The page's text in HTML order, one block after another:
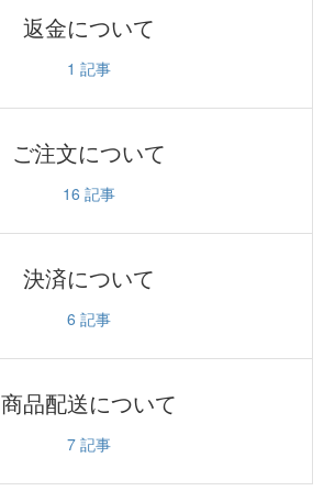
返金について
1 記事
ご注文について
16 記事
決済について
6 記事
商品配送について
7 記事